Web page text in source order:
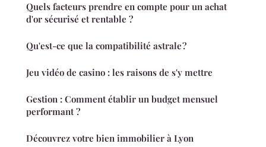
Quels facteurs prendre en compte pour un achat
d'or sécurisé et rentable ?
Qu'est-ce que la compatibilité astrale ?
Jeu vidéo de casino : les raisons de s'y mettre
Gestion : Comment établir un budget mensuel
performant ?
Découvrez votre bien immobilier à Lyon